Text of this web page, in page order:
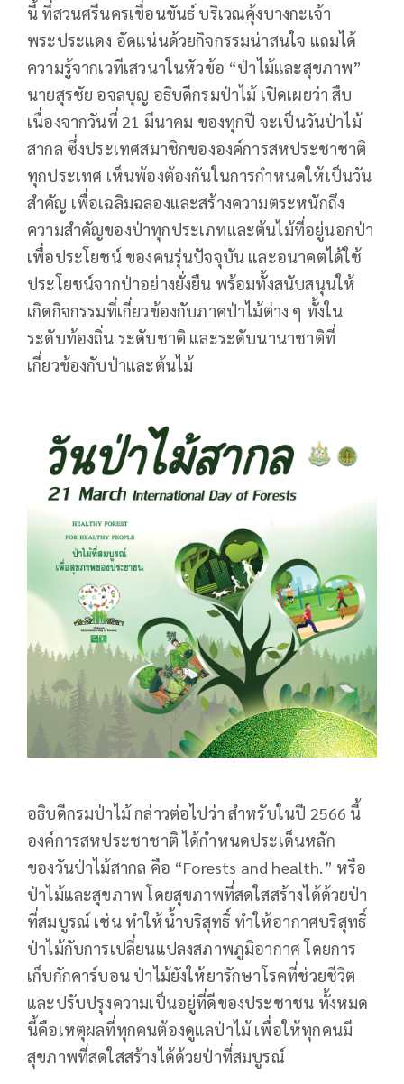
นี้ ที่สวนศรีนครเขื่อนขันธ์ บริเวณคุ้งบางกะเจ้า
พระประแดง อัดแน่นด้วยกิจกรรมน่าสนใจ แถมได้
ความรู้จากเวทีเสวนาในหัวข้อ “ป่าไม้และสุขภาพ”
นายสุรชัย อจลบุญ อธิบดีกรมป่าไม้ เปิดเผยว่า สืบ
เนื่องจากวันที่ 21 มีนาคม ของทุกปี จะเป็นวันป่าไม้
สากล ซึ่งประเทศสมาชิกขององค์การสหประชาชาติ
ทุกประเทศ เห็นพ้องต้องกันในการกำหนดให้เป็นวัน
สำคัญ เพื่อเฉลิมฉลองและสร้างความตระหนักถึง
ความสำคัญของป่าทุกประเภทและต้นไม้ที่อยู่นอกป่า
เพื่อประโยชน์ ของคนรุ่นปัจจุบัน และอนาคตได้ใช้
ประโยชน์จากป่าอย่างยั่งยืน พร้อมทั้งสนับสนุนให้
เกิดกิจกรรมที่เกี่ยวข้องกับภาคป่าไม้ต่าง ๆ ทั้งใน
ระดับท้องถิ่น ระดับชาติ และระดับนานาชาติที่
เกี่ยวข้องกับป่าและต้นไม้
อธิบดีกรมป่าไม้ กล่าวต่อไปว่า สำหรับในปี 2566 นี้
องค์การสหประชาชาติ ได้กำหนดประเด็นหลัก
ของวันป่าไม้สากล คือ “Forests and health.” หรือ
ป่าไม้และสุขภาพ โดยสุขภาพที่สดใสสร้างได้ด้วยป่า
ที่สมบูรณ์ เช่น ทำให้น้ำบริสุทธิ์ ทำให้อากาศบริสุทธิ์
ป่าไม้กับการเปลี่ยนแปลงสภาพภูมิอากาศ โดยการ
เก็บกักคาร์บอน ป่าไม้ยังให้ยารักษาโรคที่ช่วยชีวิต
และปรับปรุงความเป็นอยู่ที่ดีของประชาชน ทั้งหมด
นี้คือเหตุผลที่ทุกคนต้องดูแลป่าไม้ เพื่อให้ทุกคนมี
สุขภาพที่สดใสสร้างได้ด้วยป่าที่สมบูรณ์